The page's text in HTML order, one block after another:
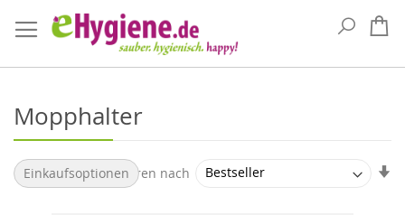
Suche
Mopphalter
Sortieren nach
Einkaufsoptionen